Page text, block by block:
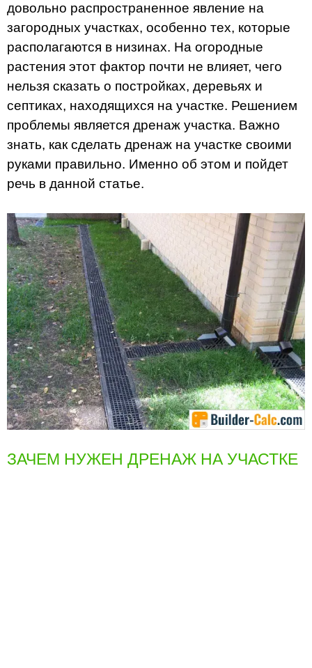
довольно распространенное явление на
загородных участках, особенно тех, которые
располагаются в низинах. На огородные
растения этот фактор почти не влияет, чего
нельзя сказать о постройках, деревьях и
септиках, находящихся на участке. Решением
проблемы является дренаж участка. Важно
знать, как сделать дренаж на участке своими
руками правильно. Именно об этом и пойдет
речь в данной статье.
ЗАЧЕМ НУЖЕН ДРЕНАЖ НА УЧАСТКЕ